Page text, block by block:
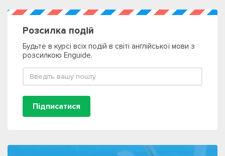
Розсилка подій
Будьте в курсі всіх подій в світі англійської мови з
розсилкою Enguide.
Підписатися